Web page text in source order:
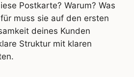
Postkarte? Warum? Was
muss sie auf den ersten
deines Kunden
Struktur mit klaren